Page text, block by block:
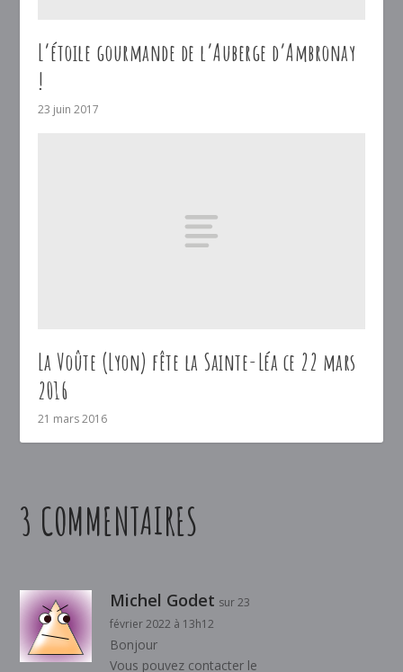
L’étoile gourmande de l’Auberge d’Ambronay
!
23 juin 2017
La Voûte (Lyon) fête la Sainte-Léa ce 22 mars
2016
21 mars 2016
3 COMMENTAIRES
Michel Godet sur 23
février 2022 à 13h12
Bonjour
Vous pouvez contacter le